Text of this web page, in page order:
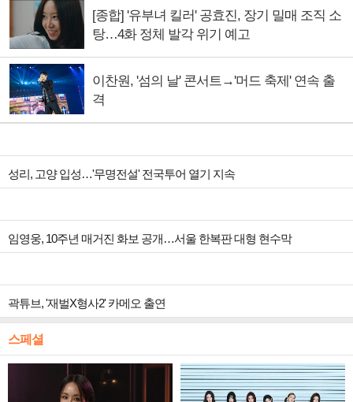
[종합] '유부녀 킬러' 공효진, 장기 밀매 조직 소
탕…4화 정체 발각 위기 예고
이찬원, '섬의 날' 콘서트→'머드 축제' 연속 출
격
성리, 고양 입성…'무명전설' 전국투어 열기 지속
임영웅, 10주년 매거진 화보 공개…서울 한복판 대형 현수막
곽튜브, '재벌X형사2' 카메오 출연
스페셜